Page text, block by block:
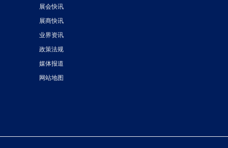
展会快讯
展商快讯
业界资讯
政策法规
媒体报道
网站地图